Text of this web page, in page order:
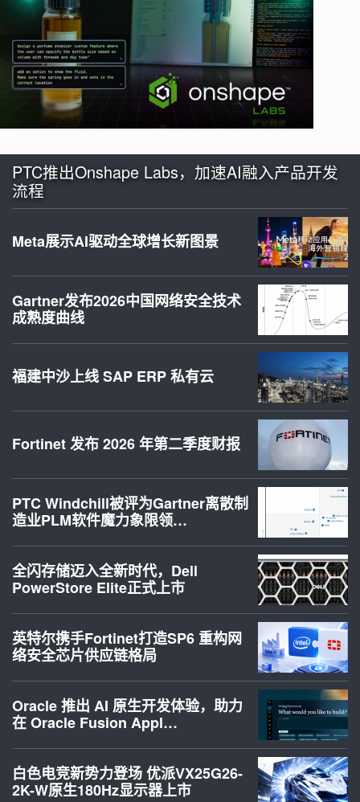
PTC推出Onshape Labs，加速AI融入产品开发
流程
Meta展示AI驱动全球增长新图景
Gartner发布2026中国网络安全技术
成熟度曲线
福建中沙上线 SAP ERP 私有云
Fortinet 发布 2026 年第二季度财报
PTC Windchill被评为Gartner离散制
造业PLM软件魔力象限领…
全闪存储迈入全新时代，Dell
PowerStore Elite正式上市
英特尔携手Fortinet打造SP6 重构网
络安全芯片供应链格局
Oracle 推出 AI 原生开发体验，助力
在 Oracle Fusion Appl…
白色电竞新势力登场 优派VX25G26-
2K-W原生180Hz显示器上市